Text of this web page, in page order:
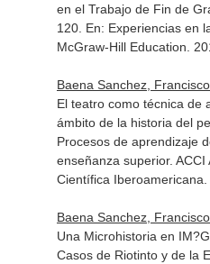
en el Trabajo de Fin de
120. En: Experiencias en
McGraw-Hill Education.
Baena Sanchez,
El teatro como técnica de
ámbito de la historia del
Procesos de aprendizaje
enseñanza superior. ACCI
Científica
Baena Sanchez,
Una Microhistoria en
Casos de Riotinto y de la